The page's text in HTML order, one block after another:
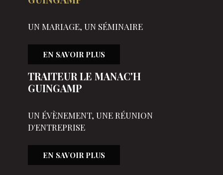
UN MARIAGE, UN SÉMINAIRE
EN SAVOIR PLUS
TRAITEUR LE MANAC'H
GUINGAMP
UN ÉVÈNEMENT, UNE RÉUNION
D'ENTREPRISE
EN SAVOIR PLUS